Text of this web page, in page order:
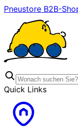
Pneustore B2B-
Quick Links